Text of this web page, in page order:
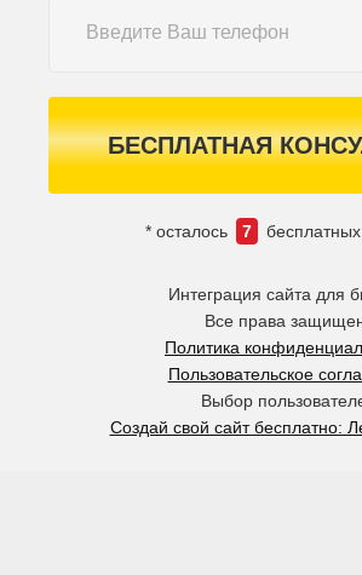
БЕСПЛАТНАЯ
* осталось 7
Интеграция сайта для
Все права
Политика
Пользовательское
Выбор
Создай свой сайт бесплатно: